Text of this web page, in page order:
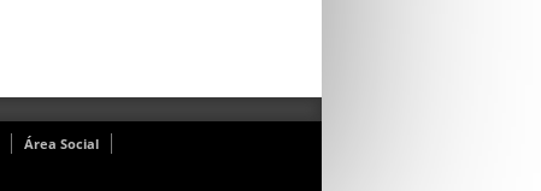
Área Social